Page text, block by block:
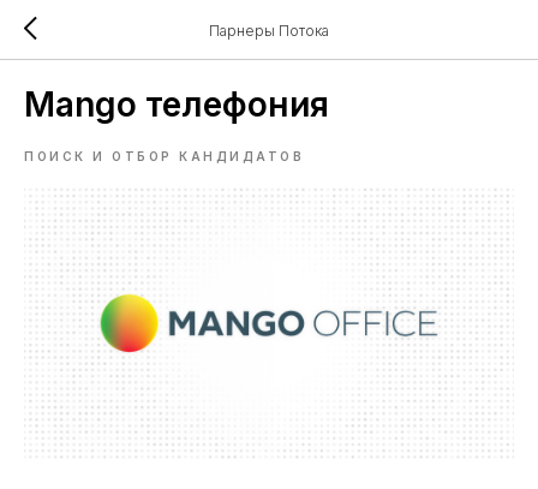
Парнеры Потока
Mango телефония
ПОИСК И ОТБОР КАНДИДАТОВ